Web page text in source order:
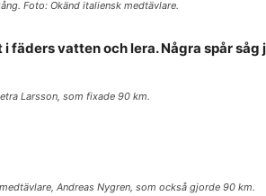
Foto: Okänd italiensk medtävlare.
i fäders vatten och lera. Några spår såg
Larsson, som fixade 90 km.
Andreas Nygren, som också gjorde 90 km.